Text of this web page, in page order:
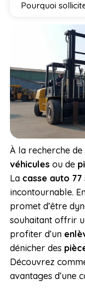
Pourquoi
À la recherche de
véhicules ou de
La casse auto 77
incontournable.
promet d’être
souhaitant offrir
profiter d’un
dénicher des
Découvrez
avantages d’une